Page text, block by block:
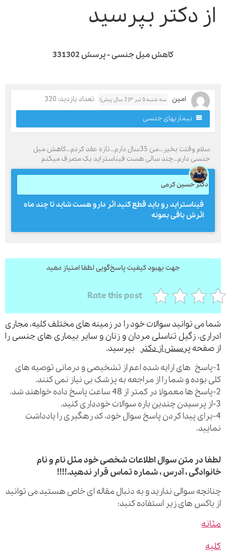
دکتر بپرسید
کاهش میل جنسی - پرسش 331302
امین سه شنبه ۵ تیر ۳( 2 سال پیش)
تعداد بازدید: 320
بیماریهای جنسی
سلام وقتت بخیر...من 35سال دارم...تازه عقد کردم...کاهش میل
دارم...چند سالی هست فیناستراید یک مصرف میکنم
دکتر حسین کرمی
فیناستراید رو باید قطع کنید اثر دارو هست شاید تا چند ماه
اثرش باقی بمونه
جهت بهبود کیفیت پاسخ‌گویی لطفا امتیاز دهید
Rate this post
توانید سوالات خود را در زمینه های مختلف کلیه، مجاری
زگیل تناسلی مردان و زنان و سایر بیماری های جنسی را
پرسش از دکتربپرسید.
های ارایه شده اعم از تشخیصی و درمانی توصیه های
و شما را از مراجعه به پزشک بی نیاز نمی کنند.
پیدا کردن پاسخ سوال خود، کد رهگیری را یادداشت
در متن سوال اطلاعات شخصی خود مثل نام و نام
، آدرس ، شماره تماس قرار ندهید.!!!!
سوالی ندارید و به دنبال مقاله ای خاص هستید می توانید
های زیر استفاده کنید:
ارسال
قدرت گرفته از همیارسیستم